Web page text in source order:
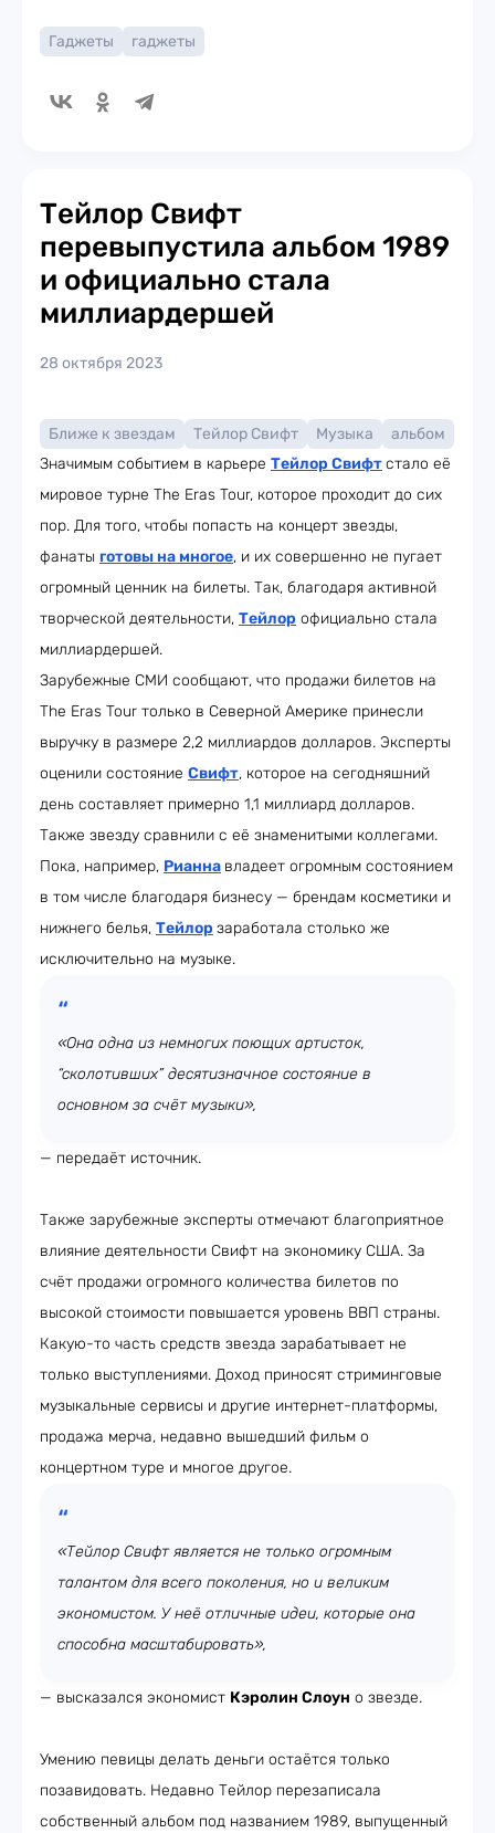
Гаджеты гаджеты
Тейлор Свифт
перевыпустила альбом 1989
и официально стала
миллиардершей
28 октября 2023
Ближе к звездам Тейлор Свифт Музыка
альбом
Значимым событием в карьере Тейлор Свифтстало её
мировое турне The Eras Tour, которое проходит до сих
пор. Для того, чтобы попасть на концерт звезды,
фанаты готовы на многое, и их совершенно не пугает
огромный ценник на билеты. Так, благодаря активной
творческой деятельности, Тейлор официально стала
миллиардершей.
Зарубежные СМИ сообщают, что продажи билетов на
The Eras Tour только в Северной Америке принесли
выручку в размере 2,2 миллиардов долларов. Эксперты
оценили состояние Свифт, которое на сегодняшний
день составляет примерно 1,1 миллиард долларов.
Также звезду сравнили с её знаменитыми коллегами.
Пока, например, Рианна владеет огромным состоянием
в том числе благодаря бизнесу — брендам косметики и
нижнего белья, Тейлор заработала столько же
исключительно на музыке.
«Она одна из немногих поющих артисток,
“сколотивших” десятизначное состояние в
основном за счёт музыки»,
— передаёт источник.
Также зарубежные эксперты отмечают благоприятное
влияние деятельности Свифт на экономику США. За
счёт продажи огромного количества билетов по
высокой стоимости повышается уровень ВВП страны.
Какую-то часть средств звезда зарабатывает не
только выступлениями. Доход приносят стриминговые
музыкальные сервисы и другие интернет-платформы,
продажа мерча, недавно вышедший фильм о
концертном туре и многое другое.
«Тейлор Свифт является не только огромным
талантом для всего поколения, но и великим
экономистом. У неё отличные идеи, которые она
способна масштабировать»,
— высказался экономист Кэролин Слоун о звезде.
Умению певицы делать деньги остаётся только
позавидовать. Недавно Тейлор перезаписала
собственный альбом под названием 1989, выпущенный